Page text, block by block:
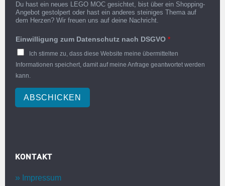
Du hast ein neues LEGO MOC gesichtet, bist über ein Shopping-
Angebot gestolpert oder hast ein anderes steiniges Thema auf
dem Herzen? Wir freuen uns auf deine Nachricht.
Einwilligung zum Datenschutz nach DSGVO *
Ich stimme zu, dass diese Website meine übermittelten
Informationen speichert, damit auf meine Anfrage geantwortet werden
kann.
ABSCHICKEN
KONTAKT
Impressum